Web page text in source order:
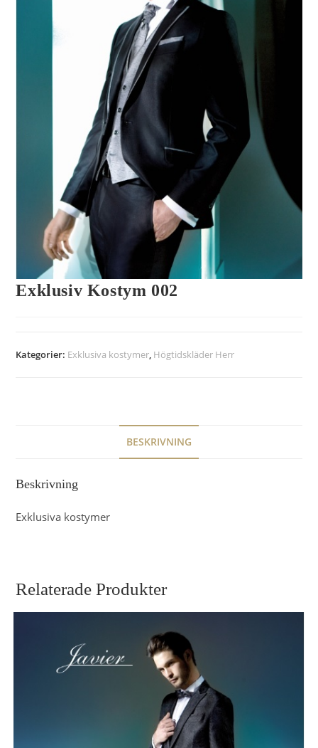
Exklusiv Kostym 002
Kategorier: Exklusiva kostymer, Högtidskläder Herr
BESKRIVNING
Beskrivning
Exklusiva kostymer
Relaterade Produkter